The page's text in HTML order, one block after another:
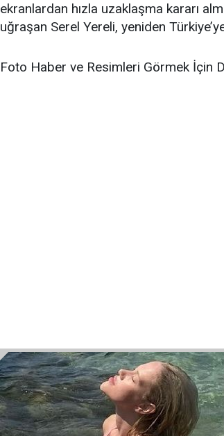
ekranlardan hızla uzaklaşma kararı
uğraşan Serel Yereli, yeniden
Foto Haber ve Resimleri Görmek İçin